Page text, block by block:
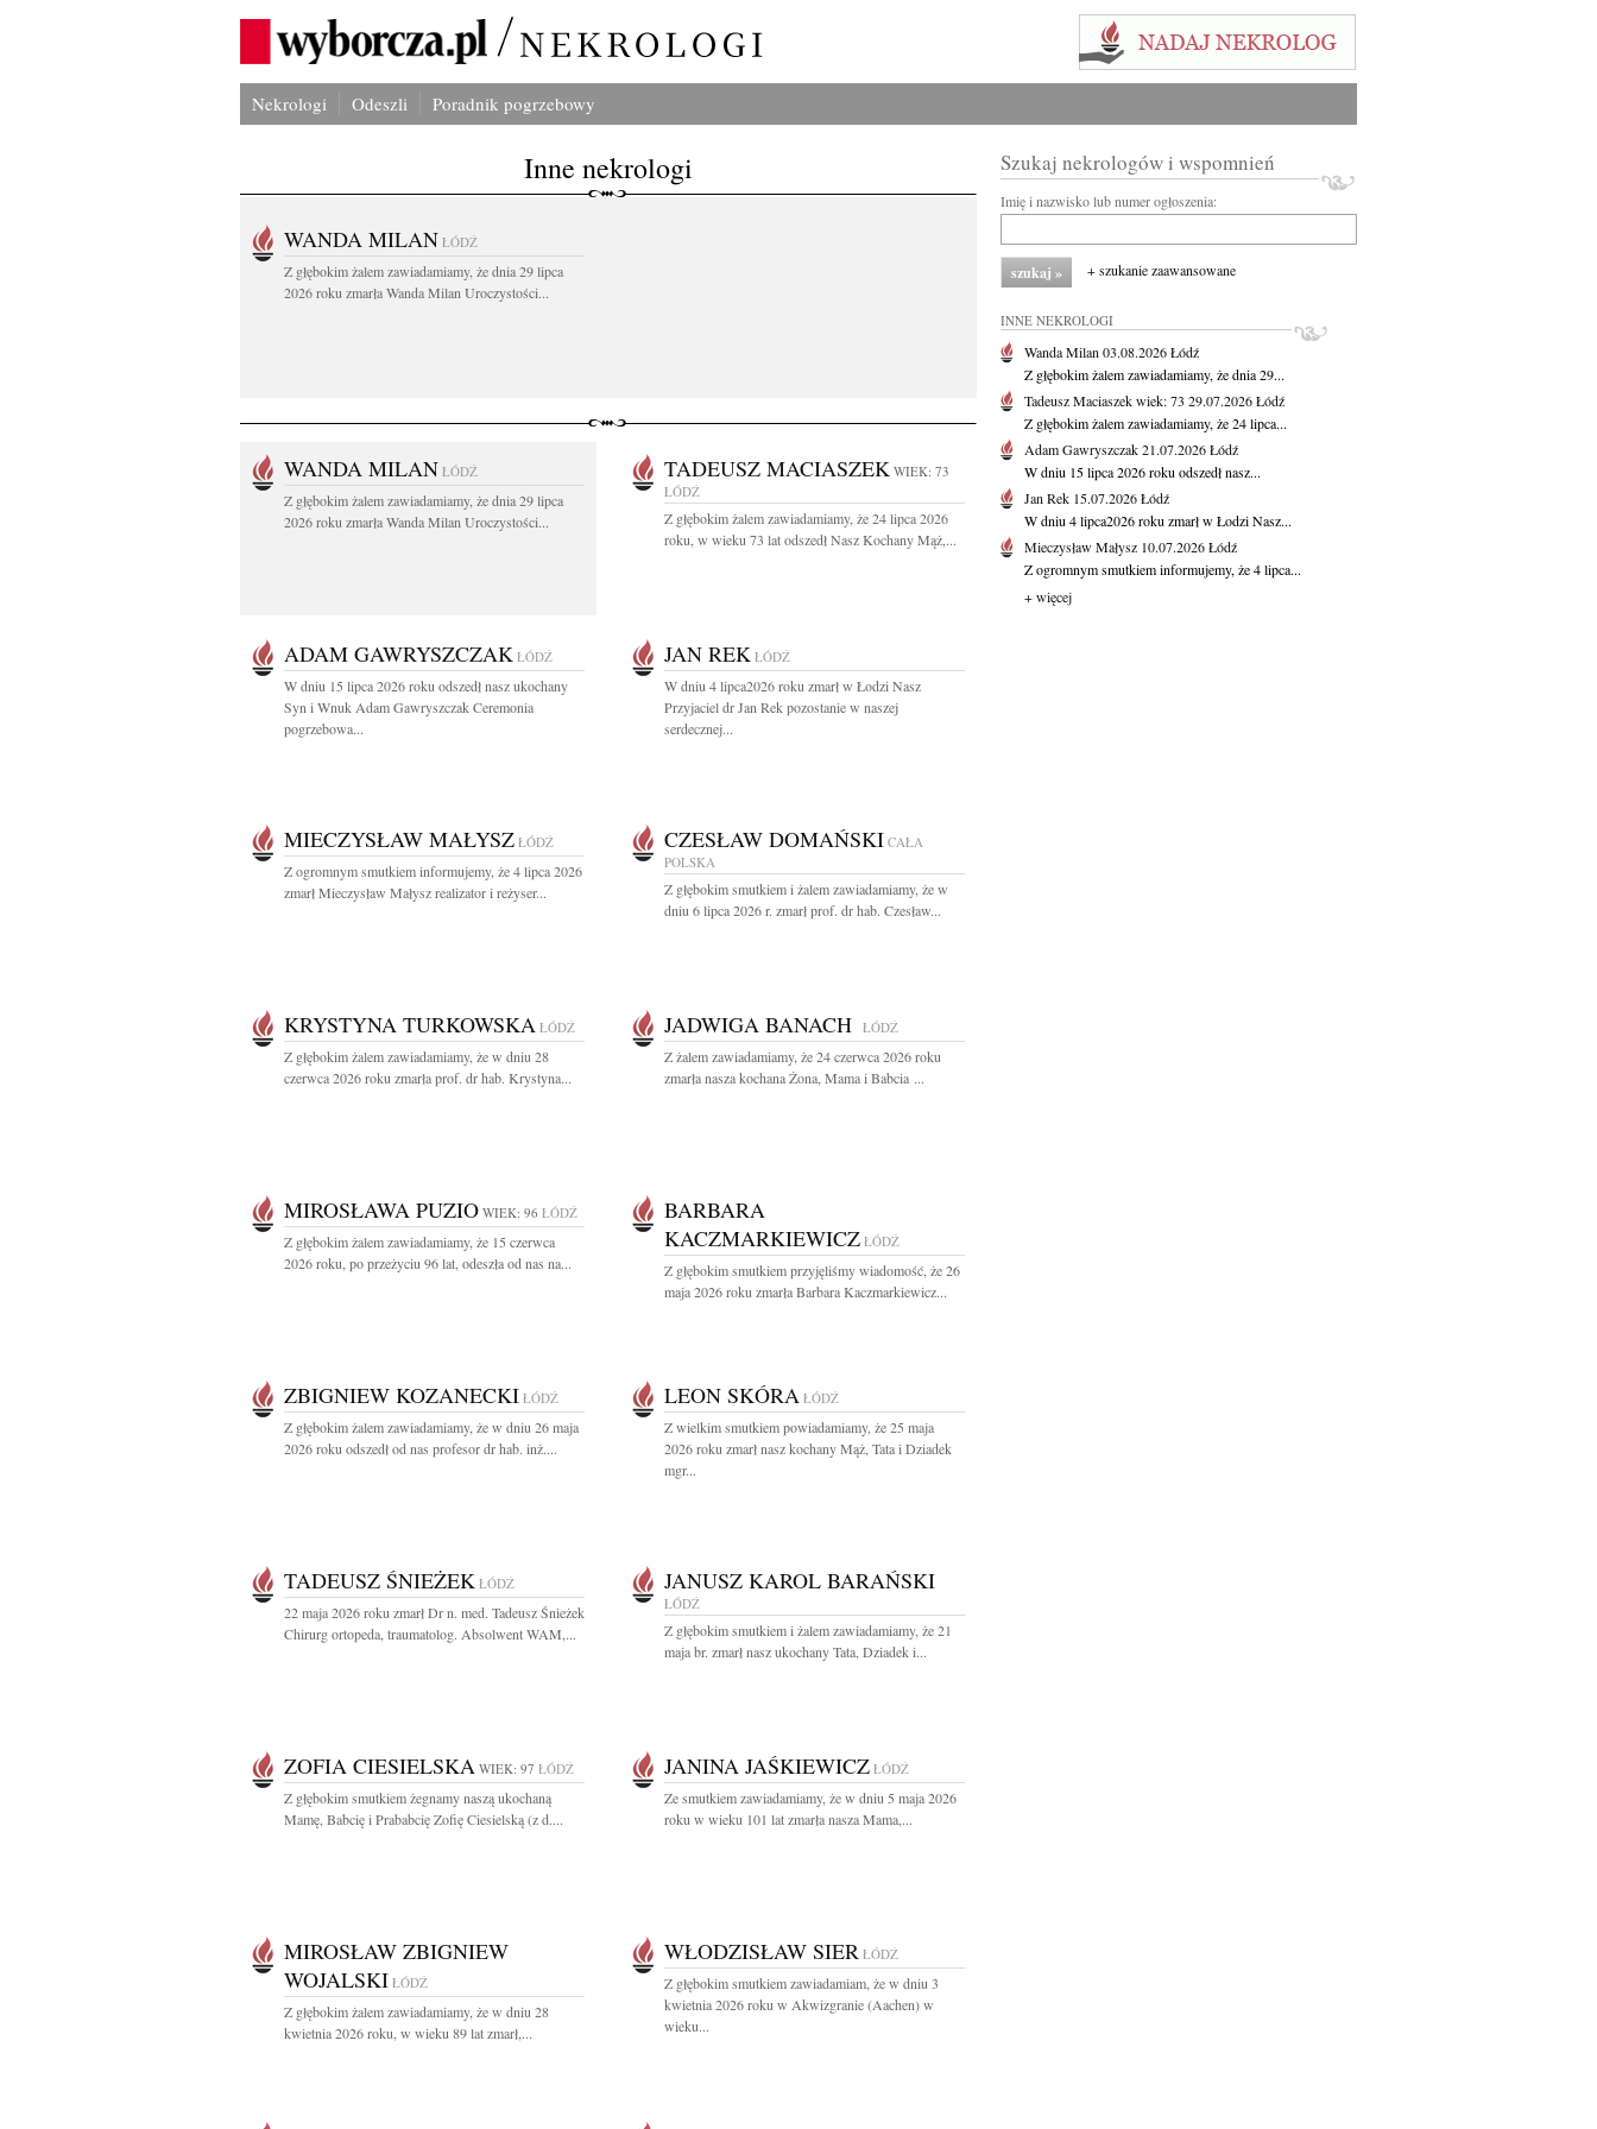
Nekrologi Odeszli Poradnik pogrzebowy
Inne nekrologi
WANDA MILAN ŁÓDŹ
Z głębokim żalem zawiadamiamy, że dnia 29 lipca
2026 roku zmarła Wanda Milan Uroczystości...
WANDA MILAN ŁÓDŹ
Z głębokim żalem zawiadamiamy, że dnia 29 lipca
2026 roku zmarła Wanda Milan Uroczystości...
TADEUSZ MACIASZEK WIEK: 73
ŁÓDŹ
Z głębokim żalem zawiadamiamy, że 24 lipca 2026
roku, w wieku 73 lat odszedł Nasz Kochany Mąż,...
ADAM GAWRYSZCZAK ŁÓDŹ
W dniu 15 lipca 2026 roku odszedł nasz ukochany
Syn i Wnuk Adam Gawryszczak Ceremonia
pogrzebowa...
JAN REK ŁÓDŹ
W dniu 4 lipca2026 roku zmarł w Łodzi Nasz
Przyjaciel dr Jan Rek pozostanie w naszej
serdecznej...
MIECZYSŁAW MAŁYSZ ŁÓDŹ
Z ogromnym smutkiem informujemy, że 4 lipca 2026
zmarł Mieczysław Małysz realizator i reżyser...
CZESŁAW DOMAŃSKI CAŁA
POLSKA
Z głębokim smutkiem i żalem zawiadamiamy, że w
dniu 6 lipca 2026 r. zmarł prof. dr hab. Czesław...
KRYSTYNA TURKOWSKA ŁÓDŹ
Z głębokim żalem zawiadamiamy, że w dniu 28
czerwca 2026 roku zmarła prof. dr hab. Krystyna...
JADWIGA BANACH ŁÓDŹ
Z żalem zawiadamiamy, że 24 czerwca 2026 roku
zmarła nasza kochana Żona, Mama i Babcia ...
MIROSŁAWA PUZIO WIEK: 96 ŁÓDŹ
Z głębokim żalem zawiadamiamy, że 15 czerwca
2026 roku, po przeżyciu 96 lat, odeszła od nas na...
BARBARA
KACZMARKIEWICZ ŁÓDŹ
Z głębokim smutkiem przyjęliśmy wiadomość, że 26
maja 2026 roku zmarła Barbara Kaczmarkiewicz...
ZBIGNIEW KOZANECKI ŁÓDŹ
Z głębokim żalem zawiadamiamy, że w dniu 26 maja
2026 roku odszedł od nas profesor dr hab. inż....
LEON SKÓRA ŁÓDŹ
Z wielkim smutkiem powiadamiamy, że 25 maja
2026 roku zmarł nasz kochany Mąż, Tata i Dziadek
mgr...
TADEUSZ ŚNIEŻEK ŁÓDŹ
22 maja 2026 roku zmarł Dr n. med. Tadeusz Śnieżek
Chirurg ortopeda, traumatolog. Absolwent WAM,...
JANUSZ KAROL BARAŃSKI
ŁÓDŹ
Z głębokim smutkiem i żalem zawiadamiamy, że 21
maja br. zmarł nasz ukochany Tata, Dziadek i...
ZOFIA CIESIELSKA WIEK: 97 ŁÓDŹ
Z głębokim smutkiem żegnamy naszą ukochaną
Mamę, Babcię i Prababcię Zofię Ciesielską (z d....
JANINA JAŚKIEWICZ ŁÓDŹ
Ze smutkiem zawiadamiamy, że w dniu 5 maja 2026
roku w wieku 101 lat zmarła nasza Mama,...
MIROSŁAW ZBIGNIEW
WOJALSKI ŁÓDŹ
Z głębokim żalem zawiadamiamy, że w dniu 28
kwietnia 2026 roku, w wieku 89 lat zmarł,...
WŁODZISŁAW SIER ŁÓDŹ
Z głębokim smutkiem zawiadamiam, że w dniu 3
kwietnia 2026 roku w Akwizgranie (Aachen) w
wieku...
Szukaj nekrologów i wspomnień
Imię i nazwisko lub numer ogłoszenia:
+ szukanie zaawansowane
INNE NEKROLOGI
Wanda Milan 03.08.2026Łódź
Z głębokim żalem zawiadamiamy, że dnia 29...
Tadeusz Maciaszekwiek: 73 29.07.2026Łódź
Z głębokim żalem zawiadamiamy, że 24 lipca...
Adam Gawryszczak21.07.2026Łódź
W dniu 15 lipca 2026 roku odszedł nasz...
Jan Rek 15.07.2026Łódź
W dniu 4 lipca2026 roku zmarł w Łodzi Nasz...
Mieczysław Małysz 10.07.2026Łódź
Z ogromnym smutkiem informujemy, że 4 lipca...
+ więcej